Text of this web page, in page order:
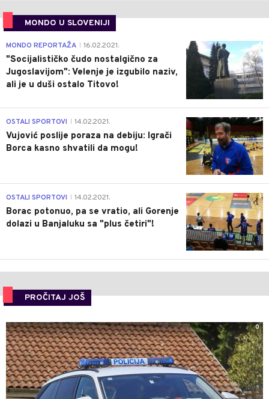
MONDO U SLOVENIJI
4
MONDO REPORTAŽA 16.02.2021.
"Socijalističko čudo nostalgično za
Jugoslavijom": Velenje je izgubilo naziv,
ali je u duši ostalo Titovo!
1
OSTALI SPORTOVI 14.02.2021.
Vujović poslije poraza na debiju: Igrači
Borca kasno shvatili da mogu!
3
OSTALI SPORTOVI 14.02.2021.
Borac potonuo, pa se vratio, ali Gorenje
dolazi u Banjaluku sa "plus četiri"!
PROČITAJ JOŠ
0